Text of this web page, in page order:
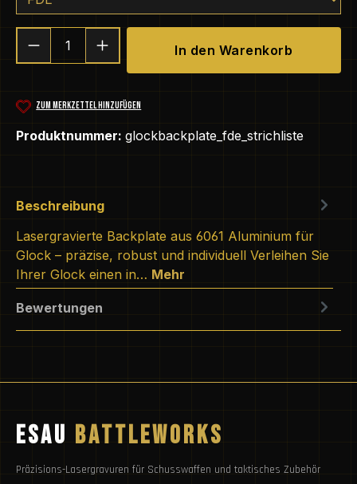
Produkt Anzahl: Gib den
In den Warenkorb
ZUM MERKZETTEL HINZUFÜGEN
Produktnummer: glockbackplate_fde_strichliste
Beschreibung
Lasergravierte Backplate aus 6061 Aluminium für
Glock – präzise, robust und individuell Verleihen Sie
Ihrer Glock einen in… Mehr
Bewertungen
ESAU BATTLEWORKS
Präzisions-Lasergravuren für Schusswaffen und taktisches Zubehör